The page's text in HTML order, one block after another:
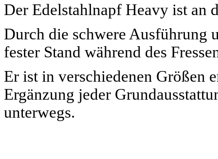
Der Edelstahlnapf Heavy ist an
Durch die schwere Ausführung
fester Stand während des
Er ist in verschiedenen Größen
Ergänzung jeder
unterwegs.